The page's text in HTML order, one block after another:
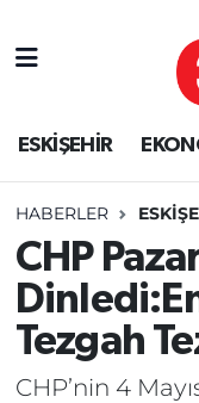
ESKİŞEHİR
HABERLER
CHP
Tezgah
CHP’nin 4